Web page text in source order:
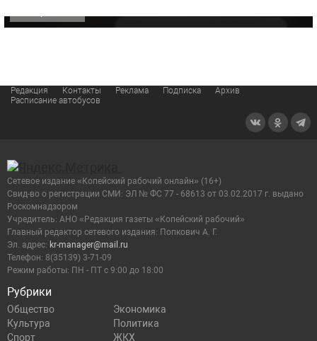
Редакция Контакты Реклама Подписка
Архив
Расписание автобусов
Рубрики
Общество
Экономика
Культура
Политика
Спорт
ЖКХ
Сетевое издание «Копейский рабочий онлайн» (16+)
Cвид-во о регистрации СМИ: ЭЛ № ФС 77 - 68613 от 03.02.2017 г. выдано
Роскомнадзором
Учредитель: АНО «Редакция газеты «Копейский рабочий»
Главный редактор сетевого издания: Попкович А. Г.
Эл. адрес: kr-manager@mail.ru
Телефон: 8(35139) 3-71-09
Режим работы: ПН - ПТ с 9:00 до 18:00